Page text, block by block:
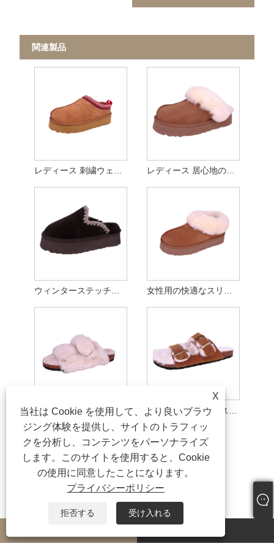
関連製品
レディース 刺繍ウェビング 本物のスエード スリッパ レディース 居心地の良い本物のスエード プラットフォーム スリッパ
レディース 居心地の良い裏地コルクスリッパ
X
当社は Cookie を使用して、より良いブラウ
ジング体験を提供し、サイトのトラフィッ
クを分析し、コンテンツをパーソナライズ
します。このサイトを使用すると、Cookie
の使用に同意したことになります。
プライバシーポリシー
拒否する 受け入れる